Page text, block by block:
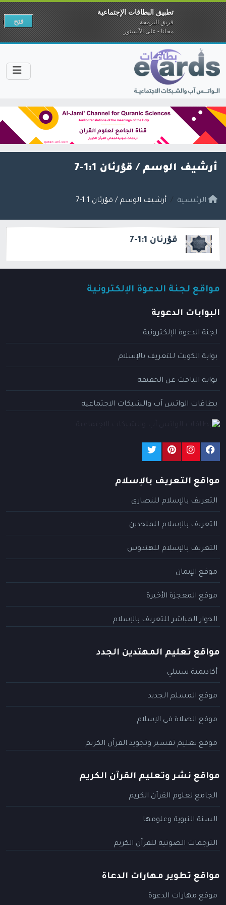
أرشيف الوسم / قۇرئان 1:1-7
الرئيسية أرشيف الوسم / قۇرئان 1:1-7
قۇرئان 1:1-7
مواقع لجنة الدعوة الإلكترونية
البوابات الدعوية
لجنة الدعوة الإلكترونية
بوابة الكويت للتعريف بالإسلام
بوابة الباحث عن الحقيقة
بطاقات الواتس آب والشبكات الاجتماعية
مواقع التعريف بالإسلام
التعريف بالإسلام للنصارى
التعريف بالإسلام للملحدين
التعريف بالإسلام للهندوس
موقع الإيمان
موقع المعجزة الأخيرة
الحوار المباشر للتعريف بالإسلام
مواقع تعليم المهتدين الجدد
أكاديمية سبيلي
موقع المسلم الجديد
موقع الصلاة في الإسلام
موقع تعليم تفسير وتجويد القرآن الكريم
مواقع نشر وتعليم القرآن الكريم
الجامع لعلوم القرآن الكريم
السنة النبوية وعلومها
الترجمات الصوتية للقرآن الكريم
مواقع تطوير مهارات الدعاة
موقع مهارات الدعوة
تطبيق البطاقات الإجتماعية
فريق البرمجة
مجانا - على الآبستور
فتح